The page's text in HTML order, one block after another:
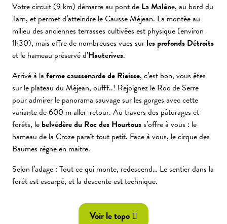
Votre circuit (9 km) démarre au pont de La Malène, au bord du
Tarn, et permet d’atteindre le Causse Méjean. La montée au
milieu des anciennes terrasses cultivées est physique (environ
1h30), mais offre de nombreuses vues sur les profonds Détroits
et le hameau préservé d’Hauterives.
Arrivé à la ferme caussenarde de Rieisse, c’est bon, vous êtes
sur le plateau du Méjean, oufff..! Rejoignez le Roc de Serre
pour admirer le panorama sauvage sur les gorges avec cette
variante de 600 m aller-retour. Au travers des pâturages et
forêts, le belvédère du Roc des Hourtouss’offre à vous : le
hameau de la Croze paraît tout petit. Face à vous, le cirque des
Baumes règne en maitre.
Selon l’adage : Tout ce qui monte, redescend… Le sentier dans la
forêt est escarpé, et la descente est technique.
Voir le topo